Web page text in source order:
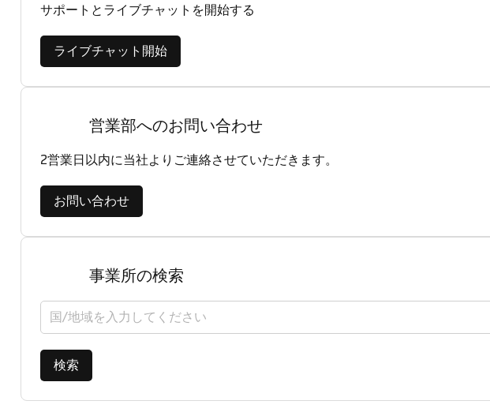
サポートとライブチャットを開始する
ライブチャット開始
営業部へのお問い合わせ
2営業日以内に当社よりご連絡させていただきます。
お問い合わせ
事業所の検索
国/地域を選択してください
検索